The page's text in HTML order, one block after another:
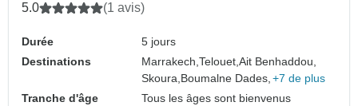
5.0 (1 avis)
Durée
5 jours
Destinations
Marrakech,Telouet,Ait Benhaddou,
Skoura,Boumalne Dades, +7 de plus
Tranche d'âge
Tous les âges sont bienvenus